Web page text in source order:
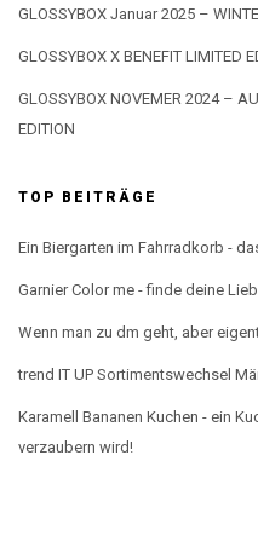
GLOSSYBOX Januar 2025 –
GLOSSYBOX X BENEFIT LIMITED
GLOSSYBOX NOVEMER 2024 –
EDITION
TOP BEITRÄGE
Ein Biergarten im Fahrradkorb -
Garnier Color me - finde deine
Wenn man zu dm geht, aber
trend IT UP Sortimentswechsel
Karamell Bananen Kuchen - ein
verzaubern wird!